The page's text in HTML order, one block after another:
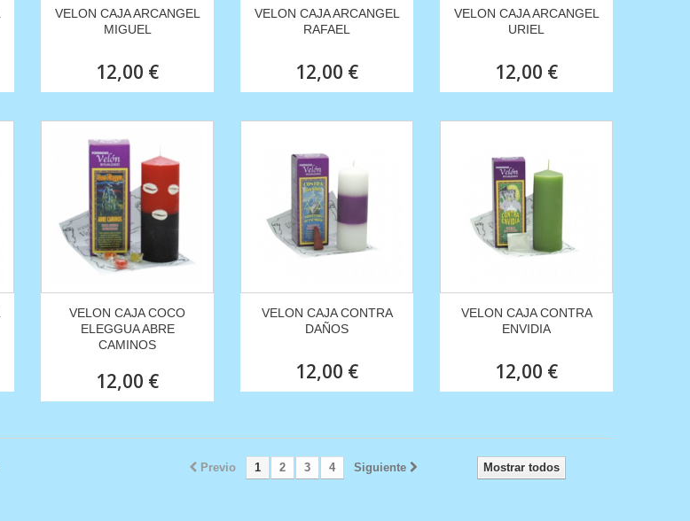
VELON CAJA ARCANGEL
MIGUEL
12,00 €
VELON CAJA ARCANGEL
RAFAEL
12,00 €
VELON CAJA ARCANGEL
URIEL
12,00 €
VELON CAJA COCO
ELEGGUA ABRE
CAMINOS
12,00 €
VELON CAJA CONTRA
DAÑOS
12,00 €
VELON CAJA CONTRA
ENVIDIA
12,00 €
Mostrar todos
Previo 1 2 3 4 Siguiente